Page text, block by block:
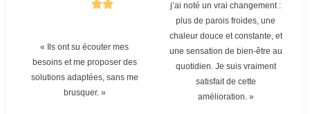
« Ils ont su écouter mes
besoins et me proposer des
solutions adaptées, sans me
brusquer. »
j’ai noté un vrai changement :
plus de parois froides, une
chaleur douce et constante, et
une sensation de bien-être au
quotidien. Je suis vraiment
satisfait de cette
amélioration. »